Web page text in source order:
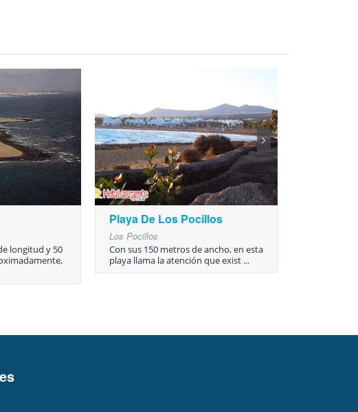
longitud y 50
Playa De Los Pocillos
Los Pocillos
Con sus 150 metros de ancho, en esta
playa llama la atención que exist ...